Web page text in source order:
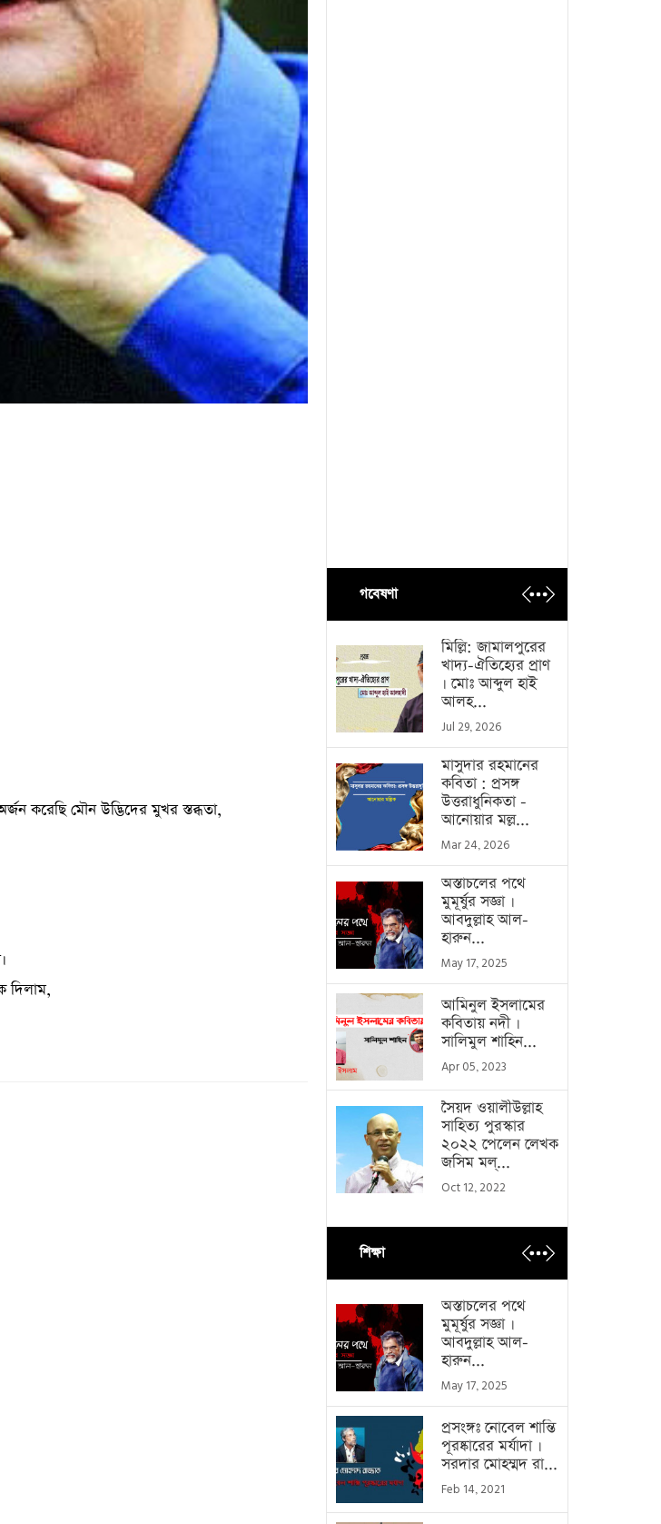
করেছি মৌন উদ্ভিদের মুখর স্তব্ধতা,
দিলাম,
গবেষণা
মিল্লি: জামালপুরের
খাদ্য-ঐতিহ্যের প্রাণ
। মোঃ আব্দুল হাই
আলহ...
Jul 29, 2026
মাসুদার রহমানের
কবিতা : প্রসঙ্গ
উত্তরাধুনিকতা -
আনোয়ার মল্ল...
Mar 24, 2026
অস্তাচলের পথে
মুমূর্ষুর সজ্ঞা ।
আবদুল্লাহ আল-
হারুন...
May 17, 2025
আমিনুল ইসলামের
কবিতায় নদী ।
সালিমুল শাহিন...
Apr 05, 2023
সৈয়দ ওয়ালীউল্লাহ
সাহিত্য পুরস্কার
২০২২ পেলেন লেখক
জসিম মল্...
Oct 12, 2022
শিক্ষা
অস্তাচলের পথে
মুমূর্ষুর সজ্ঞা ।
আবদুল্লাহ আল-
হারুন...
May 17, 2025
প্রসংঙ্গঃ নোবেল শান্তি
পূরষ্কারের মর্যাদা ।
সরদার মোহম্মদ রা...
Feb 14, 2021